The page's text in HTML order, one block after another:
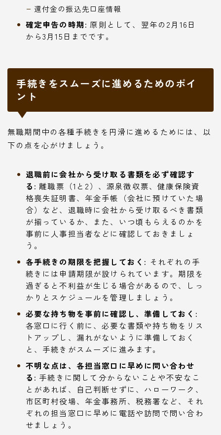
還付金の振込先口座情報
確定申告の時期: 原則として、翌年の2月16日
から3月15日までです。
手続きをスムーズに進めるためのポイ
ント
無職期間中の各種手続きを円滑に進めるためには、以
下の点を心がけましょう。
退職前に会社から受け取る書類を必ず確認す
る: 離職票（1と2）、源泉徴収票、健康保険資
格喪失証明書、年金手帳（会社に預けていた場
合）など、退職時に会社から受け取るべき書類
が揃っているか、また、いつ頃もらえるのかを
事前に人事担当者などに確認しておきましょ
う。
各手続きの期限を把握しておく: それぞれの手
続きには申請期限が設けられています。期限を
過ぎると不利益が生じる場合があるので、しっ
かりとスケジュールを管理しましょう。
必要な持ち物を事前に確認し、準備しておく:
各窓口に行く前に、必要な書類や持ち物をリス
トアップし、漏れがないように準備しておく
と、手続きがスムーズに進みます。
不明な点は、各担当窓口に早めに問い合わせ
る: 手続きに関して分からないことや不安なこ
とがあれば、自己判断せずに、ハローワーク、
市区町村役場、年金事務所、税務署など、それ
ぞれの担当窓口に早めに電話や訪問で問い合わ
せましょう。